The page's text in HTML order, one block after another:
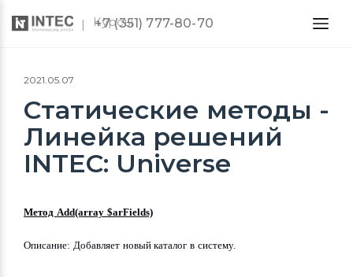
Курсы
+7 (351) 777-80-70
2021.05.07
Статические методы -
Линейка решений
INTEC: Universe
Метод Add(array $arFields)
Описание: Добавляет новый каталог в систему.